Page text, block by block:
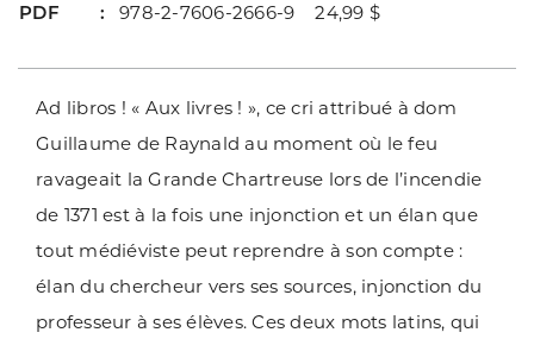
PDF
978-2-7606-2666-9 24,99 $
Ad libros ! « Aux livres ! », ce cri attribué à dom
Guillaume de Raynald au moment où le feu
ravageait la Grande Chartreuse lors de l’incendie
de 1371 est à la fois une injonction et un élan que
tout médiéviste peut reprendre à son compte :
élan du chercheur vers ses sources, injonction du
professeur à ses élèves. Ces deux mots latins, qui